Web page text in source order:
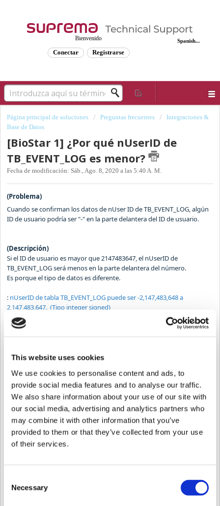
This website uses cookies
We use cookies to personalise content and ads, to
provide social media features and to analyse our traffic.
We also share information about your use of our site with
our social media, advertising and analytics partners who
may combine it with other information that you’ve
provided to them or that they’ve collected from your use
of their services.
Selection
Necessary
Spanish...
Bienvenido
Conectar Registrarse
Página principal de soluciones Preguntas frecuentes
Integraciones &
Base de Datos
[BioStar 1] ¿Por qué nUserID de
TB_EVENT_LOG es menor?
Fecha de modificación: Sáb., Ago. 8, 2020 a las 5:40 A. M.
(Problema)
Cuando se confirman los datos de nUser ID de TB_EVENT_LOG, algún
ID de usuario podría ser "-" en la parte delantera del ID de usuario.
(Descripción)
Si el ID de usuario es mayor que 2147483647, el nUserID de
TB_EVENT_LOG será menos en la parte delantera del número.
Es porque el tipo de datos es diferente.
: nUserID de tabla TB_EVENT_LOG puede ser -2,147,483,648 a
2,147,483,647. (Tipo integer signed)
sUserID de tabla TB_USER puede ser 0 a 4294967295 .
Consulte la siguiente consulta para cambiar el tipo de datos.
consulta.
select nEventIDn, nUSerID, CAST(CAST(nUserID AS BINARY) AS bigint)
from TB_EVENT_LOG where nEventIdn = 217;